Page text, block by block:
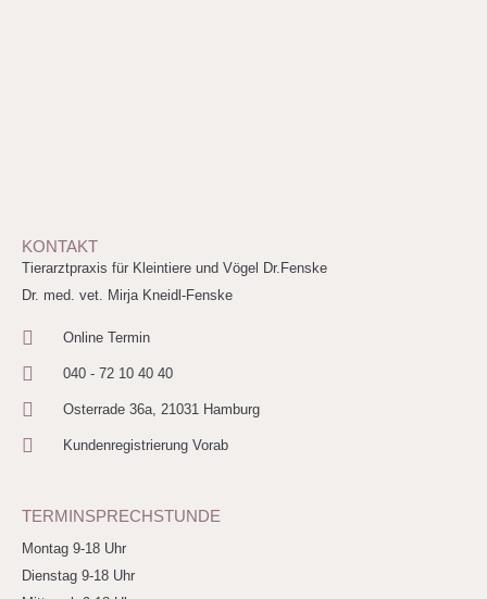
KONTAKT
Tierarztpraxis für Kleintiere und Vögel Dr.Fenske
Dr. med. vet. Mirja Kneidl-Fenske
Online Termin
040 - 72 10 40 40
Osterrade 36a, 21031 Hamburg
Kundenregistrierung Vorab
TERMINSPRECHSTUNDE
Montag 9-18 Uhr
Dienstag 9-18 Uhr